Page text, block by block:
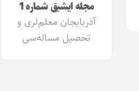
مجله ایشیق شماره 1
آذربایجان معلم‌لری و
تحصیل مساله‌سی